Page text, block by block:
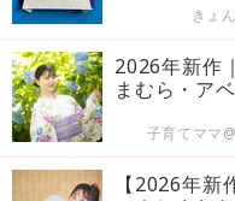
きょ
2026年新作
まむら・ア
子育てママ
【2026年